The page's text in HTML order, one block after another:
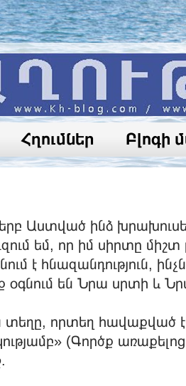
Հղումներ Բլոգի
Աստված ինձ
եմ, որ իմ սիրտը
է հնազանդություն,
են Նրա սրտի և
որտեղ հավաքված
(Գործք